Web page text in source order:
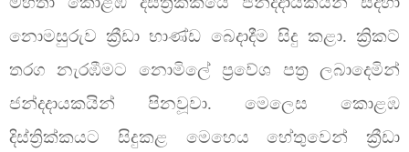
නොමසුරුව ක්‍රීඩා භාණ්ඩ බෙදාදීම සිදු කළා. ක්‍රිකට්
තරග නැරඹීමට නොමිලේ ප්‍රවේශ පත්‍ර ලබාදෙමින්
ජන්දදායකයින් පිනවූවා. මෙලෙස කොළඹ
දිස්ත්‍රික්කයට සිදුකළ මෙහෙය හේතුවෙන් ක්‍රීඩා